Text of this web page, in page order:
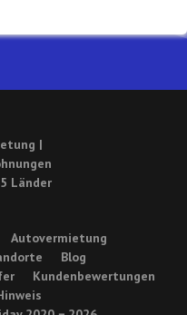
Autovermietung
Blog
Kundenbewertungen